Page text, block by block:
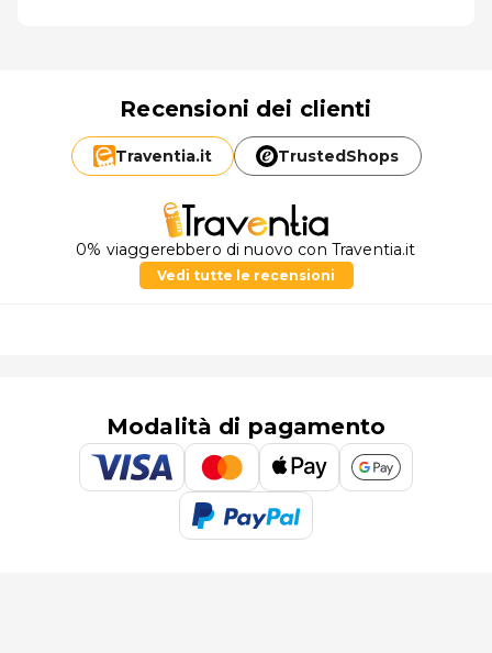
Recensioni dei clienti
Traventia.it TrustedShops
0% viaggerebbero di nuovo con Traventia.it
Vedi tutte le recensioni
Modalità di pagamento